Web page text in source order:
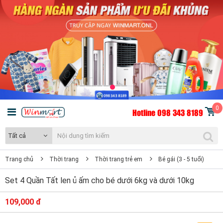
Hotline 098 343 8189 0
Tất cả
Trang chủ Thời trang Thời trang trẻ em Bé gái (3 - 5 tuổi)
Set 4 Quần Tất len ủ ấm cho bé dưới 6kg và dưới 10kg
109,000 đ